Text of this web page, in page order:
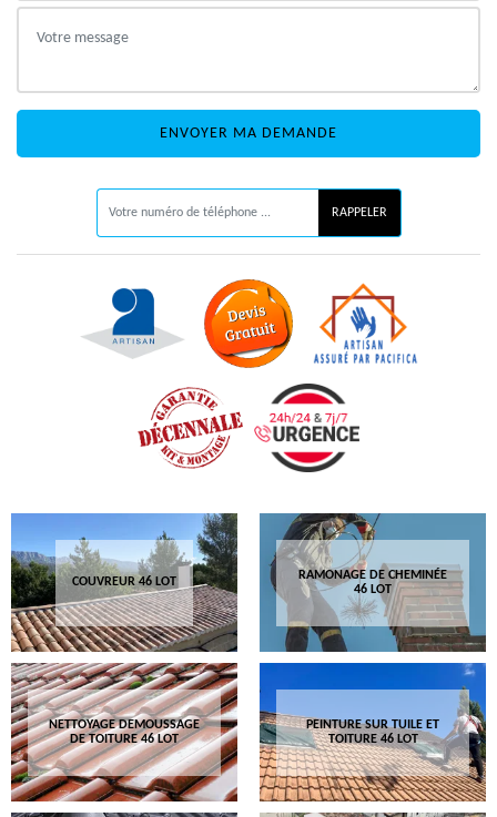
COUVREUR 46 LOT
RAMONAGE DE CHEMINÉE
46 LOT
NETTOYAGE DEMOUSSAGE
DE TOITURE 46 LOT
PEINTURE SUR TUILE ET
TOITURE 46 LOT